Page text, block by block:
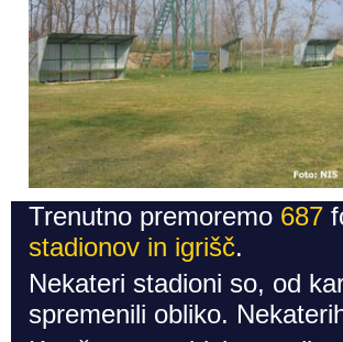
Trenutno premoremo 687
stadionov in igrišč.
Nekateri stadioni so, od
spremenili obliko.